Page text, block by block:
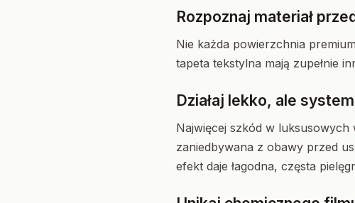
Rozpoznaj materiał
Nie każda powierzchnia
tapeta tekstylna mają zupełnie
Działaj lekko, ale
Najwięcej szkód w
zaniedbywana z obawy przed
efekt daje łagodna, częsta